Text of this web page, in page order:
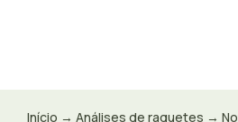
Início → Análises de raquetes →